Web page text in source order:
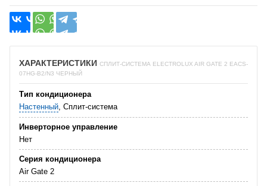
ХАРАКТЕРИСТИКИ СПЛИТ-СИСТЕМА ELECTROLUX AIR GATE 2 EACS-
07HG-В2/N3 ЧЕРНЫЙ
Тип кондиционера
Настенный, Сплит-система
Инверторное управление
Нет
Серия кондиционера
Air Gate 2